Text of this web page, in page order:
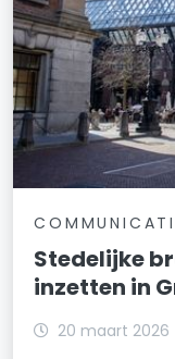
Stedelijke
inzetten in
20 maart 2026